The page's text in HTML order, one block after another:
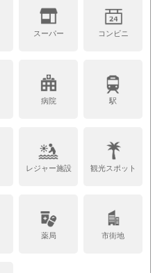
スーパー コンビニ
病院 駅
レジャー施設 観光スポット
薬局 市街地